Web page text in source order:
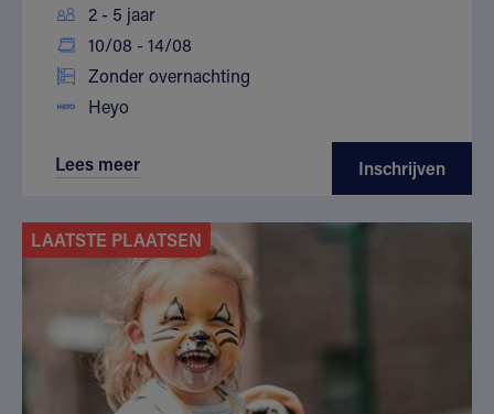
2 - 5 jaar
10/08 - 14/08
Zonder overnachting
Heyo
Lees meer Inschrijven
LAATSTE PLAATSEN